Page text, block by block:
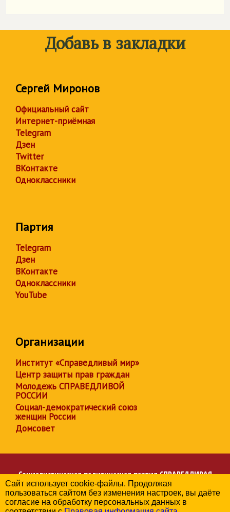
Добавь в закладки
Сергей Миронов
Официальный сайт
Интернет-приёмная
Telegram
Дзен
Twitter
ВКонтакте
Одноклассники
Партия
Telegram
Дзен
ВКонтакте
Одноклассники
YouTube
Организации
Институт «Справедливый мир»
Центр защиты прав граждан
Молодежь СПРАВЕДЛИВОЙ
РОССИИ
Социал-демократический союз
женщин России
Домсовет
Социалистическая политическая партияСПРАВЕДЛИВАЯ
РОССИЯ
Региональное отделение партии в Свердловской области
© 2006-2026
Сайт использует cookie-файлы. Продолжая
пользоваться сайтом без изменения настроек, вы даёте
согласие на обработку персональных данных в